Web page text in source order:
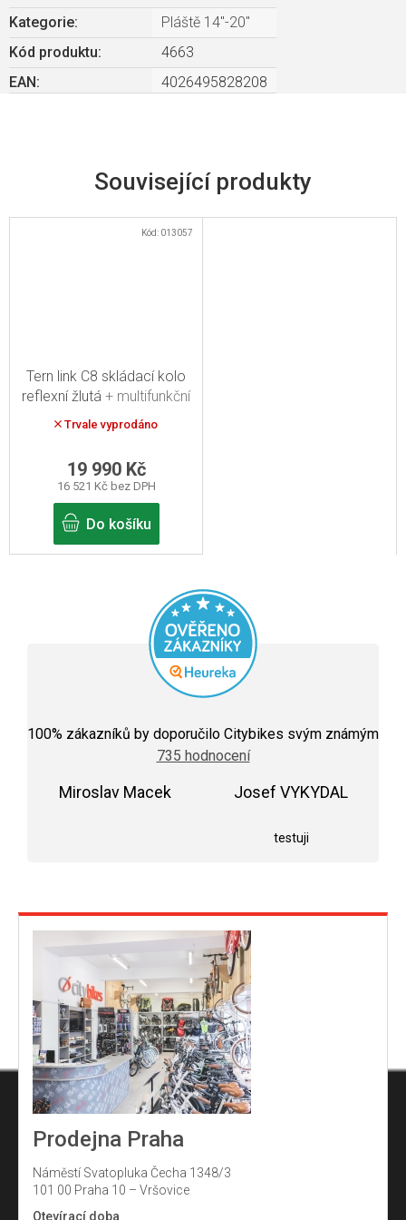
Související produkty
Tern link C8 skládací kolo
reflexní žlutá + multifunkční
nářadí zdarma
Trvale vyprodáno
16 521 Kč bez DPH
19 990 Kč
Do košíku
Kód: 013057
Kategorie:
Pláště 14"-20"
Kód produktu:
4663
EAN: 4026495828208
hodnocení
obchodu
je
100% zákazníků by doporučilo Citybikes svým známým
735 hodnocení
Miroslav Macek Josef VYKYDAL
testuji
Prodejna Praha
Náměstí Svatopluka Čecha 1348/3
101 00 Praha 10 – Vršovice
Otevírací doba